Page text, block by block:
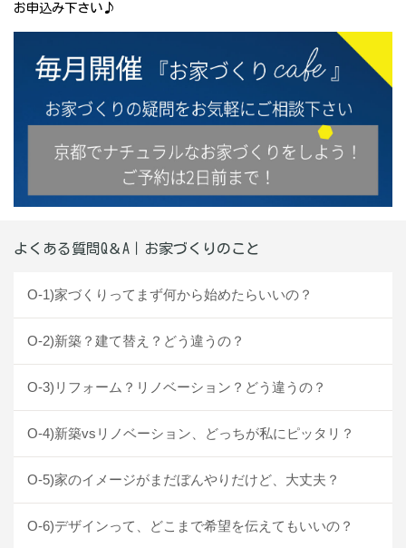
お申込み下さい♪
よくある質問Q＆A｜お家づくりのこと
O-1)家づくりってまず何から始めたらいいの？
O-2)新築？建て替え？どう違うの？
O-3)リフォーム？リノベーション？どう違うの？
O-4)新築vsリノベーション、どっちが私にピッタリ？
O-5)家のイメージがまだぼんやりだけど、大丈夫？
O-6)デザインって、どこまで希望を伝えてもいいの？